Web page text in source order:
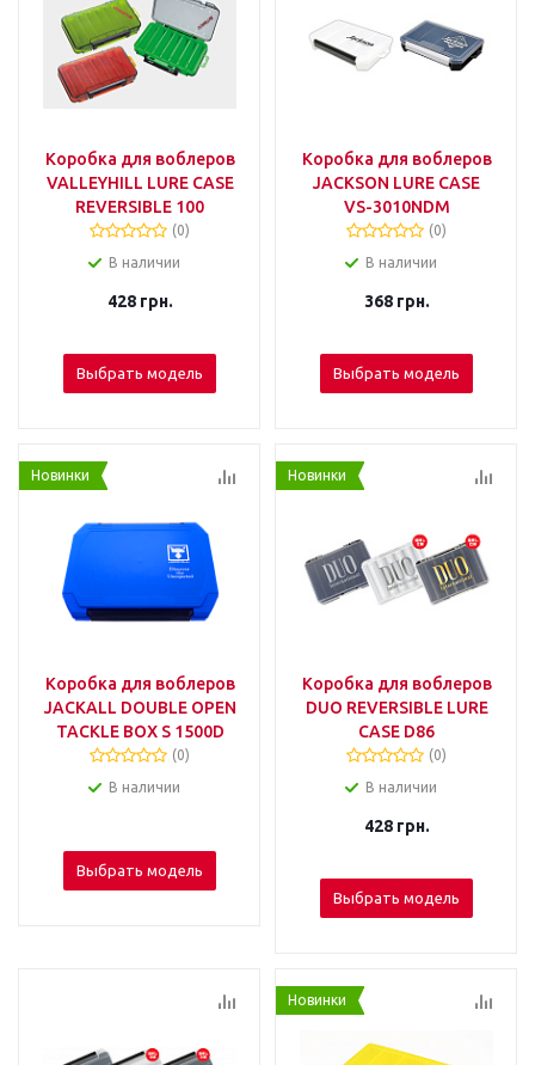
Коробка для воблеров
VALLEYHILL LURE CASE
REVERSIBLE 100
(0)
В наличии
428грн.
Выбрать модель
Коробка для воблеров
JACKSON LURE CASE
VS-3010NDM
(0)
В наличии
368грн.
Выбрать модель
Новинки
Коробка для воблеров
JACKALL DOUBLE OPEN
TACKLE BOX S 1500D
(0)
В наличии
Выбрать модель
Новинки
Коробка для воблеров
DUO REVERSIBLE LURE
CASE D86
(0)
В наличии
428грн.
Выбрать модель
Новинки